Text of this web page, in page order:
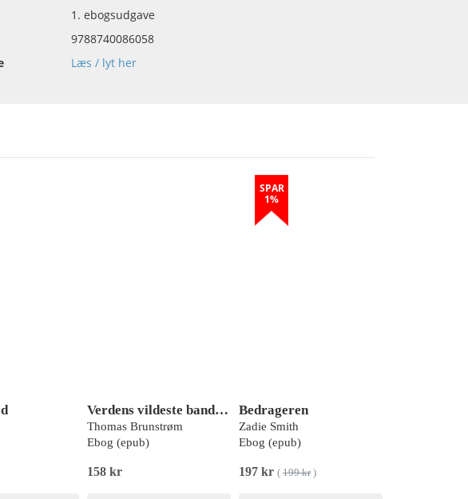
1. ebogsudgave
9788740086058
Læs / lyt her
Verdens vildeste banditter 2
Thomas Brunstrøm
Ebog (epub)
158 kr
SPAR
1%
Bedrageren
Zadie Smith
Ebog (epub)
197 kr ( 199 kr)